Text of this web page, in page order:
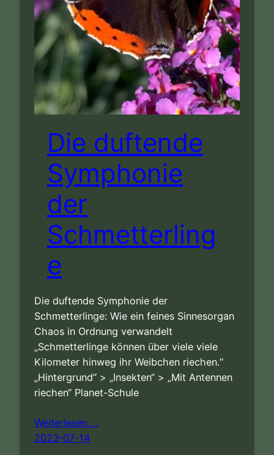
Die duftende
Symphonie
der
Schmetterling
e
Die duftende Symphonie der
Schmetterlinge: Wie ein feines Sinnesorgan
Chaos in Ordnung verwandelt
„Schmetterlinge können über viele viele
Kilometer hinweg ihr Weibchen riechen.“
„Hintergrund“ > „Insekten“ > „Mit Antennen
riechen“ Planet-Schule
Weiterlesen …
2023-07-14